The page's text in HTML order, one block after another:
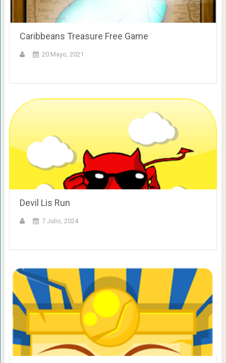
Caribbeans Treasure Free Game
20 Mayo, 2021
Devil Lis Run
7 Julio, 2024